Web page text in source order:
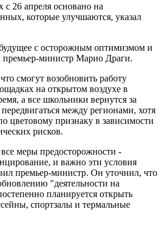
26 апреля основано на
которые улучшаются, указал
с осторожным оптимизмом и
премьер-министр Марио Драги.
смогут возобновить работу
на открытом воздухе в
а все школьники вернутся за
между регионами, хотя
цветовому признаку в зависимости
рисков.
меры предосторожности -
и важно эти условия
премьер-министр. Он уточнил, что
"деятельности на
планируется открыть
спортзалы и термальные